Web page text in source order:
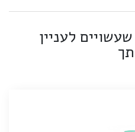
לעניין